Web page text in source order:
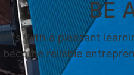
BE
with a pleasant
become reliable